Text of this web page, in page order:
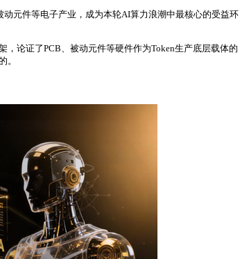
元件等电子产业，成为本轮AI算力浪潮中最核心的受益环
论证了PCB、被动元件等硬件作为Token生产底层载体的
。